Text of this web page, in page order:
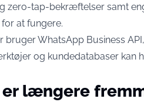
zero-tap-bekræftelser samt
at fungere.
bruger WhatsApp Business
og kundedatabaser kan
er længere